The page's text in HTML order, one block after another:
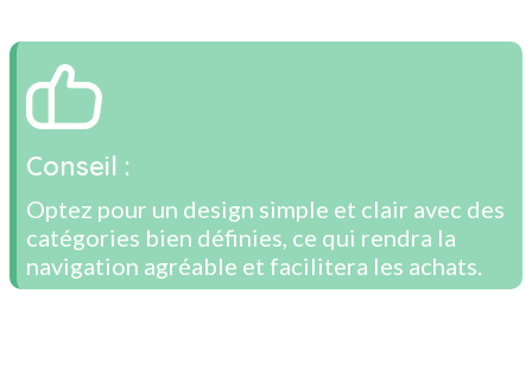
Conseil :
Optez pour un design simple et clair avec des
catégories bien définies, ce qui rendra la
navigation agréable et facilitera les achats.